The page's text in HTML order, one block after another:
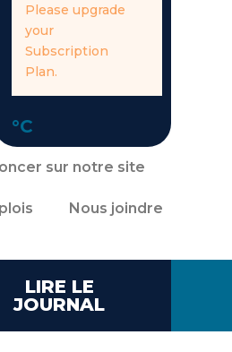
Please upgrade
your
Subscription
Plan.
°C
sur notre site
Nous joindre
LIRE LE
JOURNAL